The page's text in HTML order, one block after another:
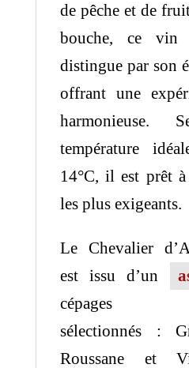
de pêche et de
bouche, ce vin
distingue par son
offrant une
température
14°C, il est prêt
les plus exigeants.
Le Chevalier
est issu d’un
cépages
sélectionnés :
Roussane et